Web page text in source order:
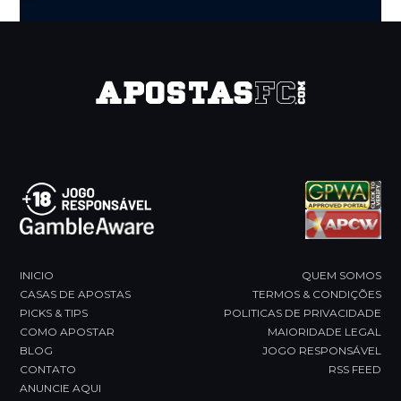
INICIO
CASAS DE APOSTAS
PICKS & TIPS
COMO APOSTAR
BLOG
CONTATO
ANUNCIE AQUI
QUEM SOMOS
TERMOS & CONDIÇÕES
POLITICAS DE PRIVACIDADE
MAIORIDADE LEGAL
JOGO RESPONSÁVEL
RSS FEED